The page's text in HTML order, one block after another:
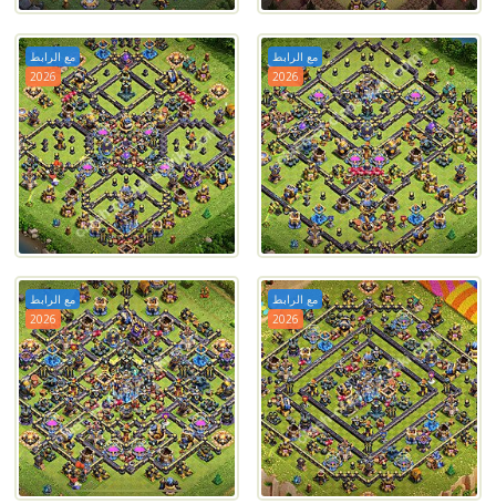
مع الرابط
2026
مع الرابط
2026
مع الرابط
2026
مع الرابط
2026